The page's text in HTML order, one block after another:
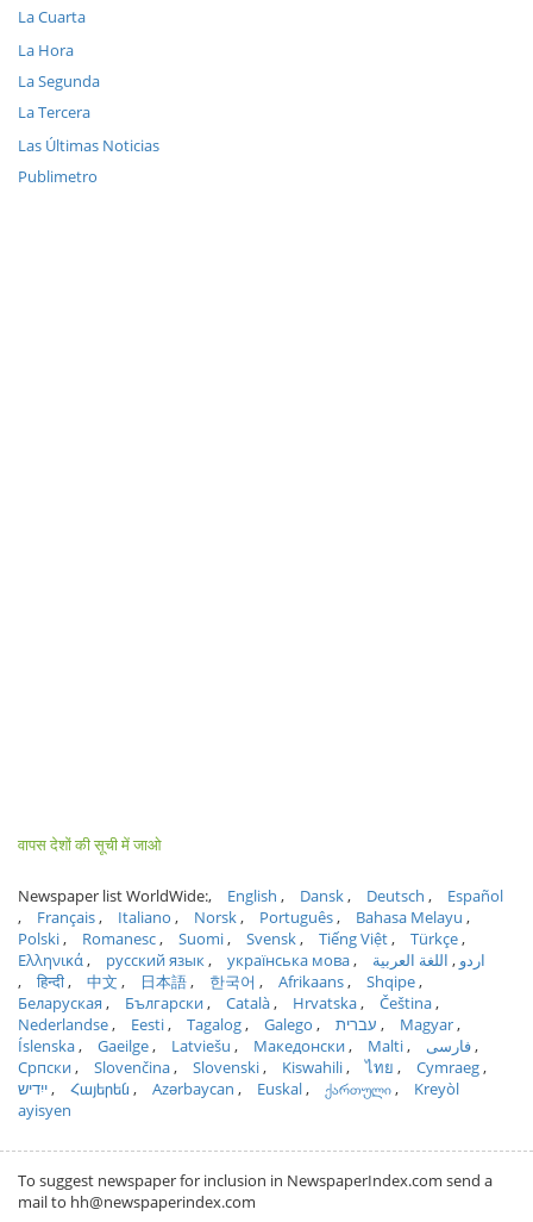
La Cuarta
La Hora
La Segunda
La Tercera
Las Últimas Noticias
Publimetro
वापस देशों की सूची में जाओ
Newspaper list WorldWide: English Dansk Deutsch
Español
Français
Italiano Norsk Português
Bahasa Melayu
Polski
Romanesc Suomi Svensk Tiếng Việt
Türkçe
Ελληνικά
русский язык українська мова اردو
اللغة العربية
हिन्दी
中文 日本語 한국어 Afrikaans
Shqipe
Беларуская
Български Català Hrvatska
Čeština
Nederlandse
Eesti Tagalog Galego עברית
Magyar
Íslenska
Gaeilge Latviešu Македонски Malti
فارسی
Српски
Slovenčina Slovenski Kiswahili ไทย
Cymraeg
ייִדיש
Հայերեն Azərbaycan Euskal ქართული
Kreyòl
ayisyen
To suggest newspaper for inclusion in NewspaperIndex.com send a
mail to hh@newspaperindex.com